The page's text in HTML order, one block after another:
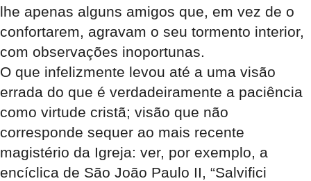
lhe apenas alguns amigos que, em vez de o
confortarem, agravam o seu tormento interior,
com observações inoportunas.
O que infelizmente levou até a uma visão
errada do que é verdadeiramente a paciência
como virtude cristã; visão que não
corresponde sequer ao mais recente
magistério da Igreja: ver, por exemplo, a
encíclica de São João Paulo II, “Salvifici